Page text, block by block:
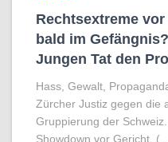
Rechtsextreme
bald im
Jungen Tat den
Hass, Gewalt,
Zürcher Justiz gegen die
Gruppierung der
Showdown vor Gericht.